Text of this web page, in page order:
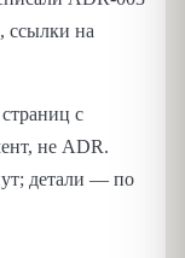
ссылки на
с
не ADR.
детали — по